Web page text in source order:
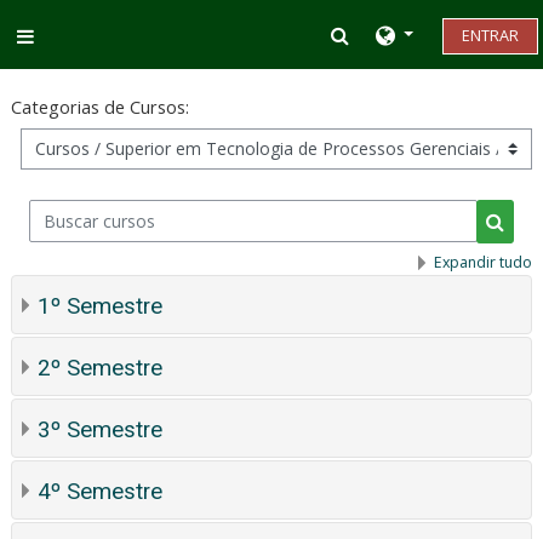
Alternar entrada
ENTRAR
Categorias de Cursos:
Buscar cursos
Expandir tudo
1º Semestre
2º Semestre
3º Semestre
4º Semestre